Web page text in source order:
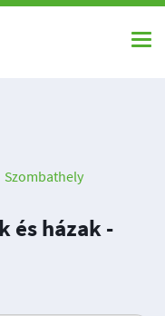
Szombathely
és házak -